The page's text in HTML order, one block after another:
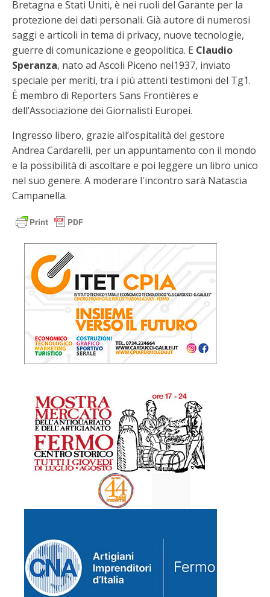
Bretagna e Stati Uniti, è nei ruoli del Garante per la
protezione dei dati personali. Già autore di numerosi
saggi e articoli in tema di privacy, nuove tecnologie,
guerre di comunicazione e geopolitica. E Claudio
Speranza, nato ad Ascoli Piceno nel1937, inviato
speciale per meriti, tra i più attenti testimoni del Tg1.
È membro di Reporters Sans Frontières e
dell’Associazione dei Giornalisti Europei.
Ingresso libero, grazie all’ospitalità del gestore
Andrea Cardarelli, per un appuntamento con il mondo
e la possibilità di ascoltare e poi leggere un libro unico
nel suo genere. A moderare l'incontro sarà Natascia
Campanella.